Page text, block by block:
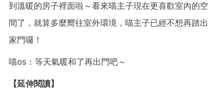
到溫暖的房子裡面啦～看來喵主子現在更喜歡室內的空
間了，就算多麼嚮往室外環境，喵主子已經不想再踏出
家門囉！
喵os：等天氣暖和了再出門吧～
【延伸閱讀】